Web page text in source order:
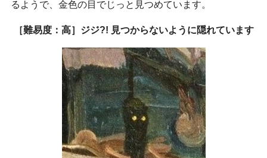
るようで、金色の目でじっと見つめています。
［難易度：高］ジジ?! 見つからないように隠れています